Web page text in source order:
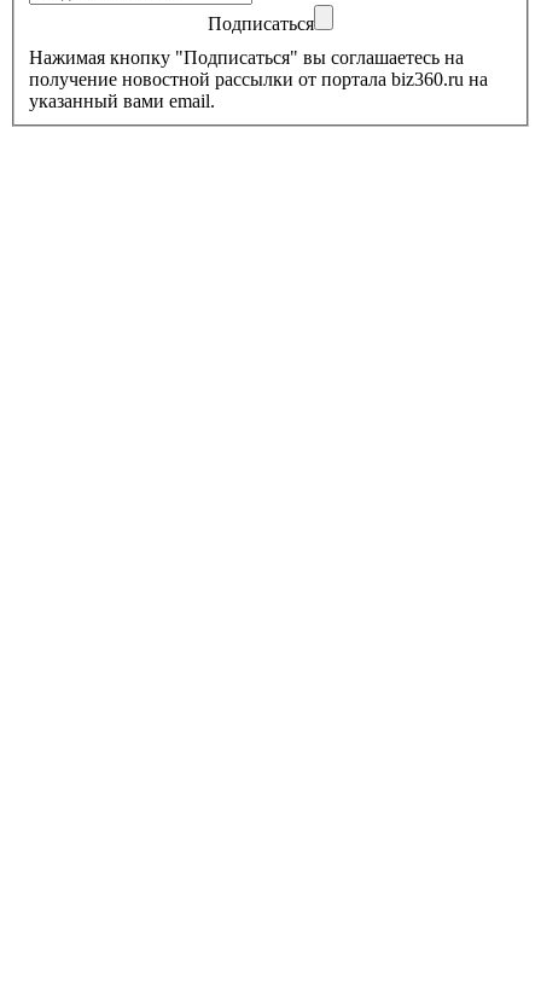
Подписаться
Нажимая кнопку "Подписаться" вы соглашаетесь на
получение новостной рассылки от портала biz360.ru на
указанный вами email.